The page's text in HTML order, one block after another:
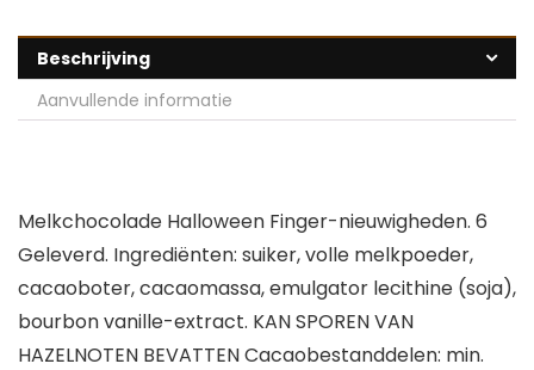
Beschrijving
Aanvullende informatie
Melkchocolade Halloween Finger-nieuwigheden. 6
Geleverd. Ingrediënten: suiker, volle melkpoeder,
cacaoboter, cacaomassa, emulgator lecithine (soja),
bourbon vanille-extract. KAN SPOREN VAN
HAZELNOTEN BEVATTEN Cacaobestanddelen: min.